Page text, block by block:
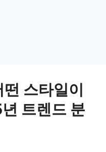
스타일이
트렌드 분